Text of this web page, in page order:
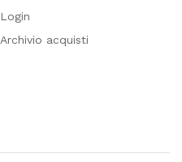
Login
Archivio acquisti